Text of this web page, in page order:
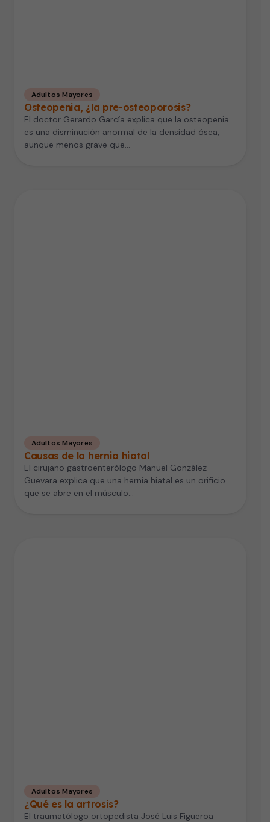
Adultos Mayores
Osteopenia, ¿la pre-osteoporosis?
El doctor Gerardo García explica que la osteopenia
es una disminución anormal de la densidad ósea,
aunque menos grave que…
Adultos Mayores
Causas de la hernia hiatal
El cirujano gastroenterólogo Manuel González
Guevara explica que una hernia hiatal es un orificio
que se abre en el músculo…
Adultos Mayores
¿Qué es la artrosis?
El traumatólogo ortopedista José Luis Figueroa